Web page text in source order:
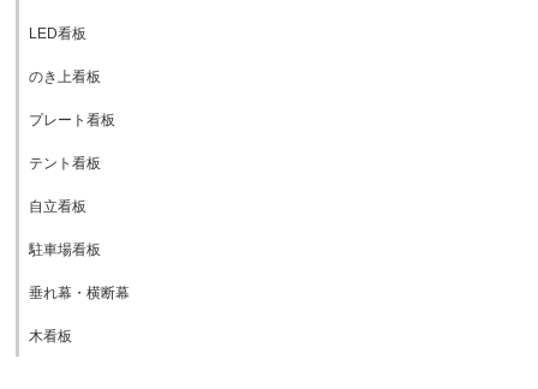
LED看板
のき上看板
プレート看板
テント看板
自立看板
駐車場看板
垂れ幕・横断幕
木看板